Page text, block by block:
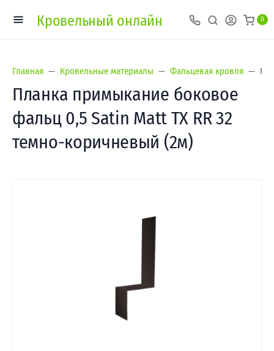
Кровельный онлайн 0
Главная Кровельные материалы Фальцевая кровля
Планка примыкание боковое
фальц 0,5 Satin Matt TX RR 32
темно-коричневый (2м)